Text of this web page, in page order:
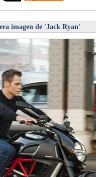
imagen de 'Jack Ryan'